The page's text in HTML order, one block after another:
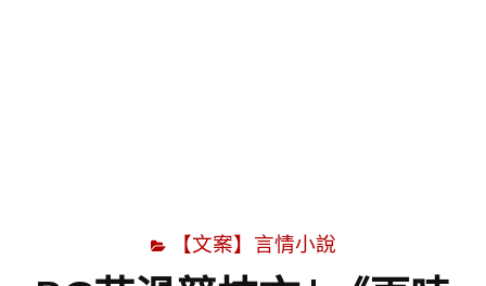
【文案】言情小說